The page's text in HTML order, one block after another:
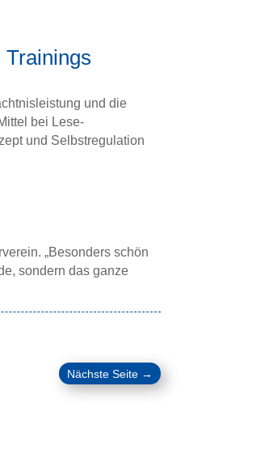
und die
bei Lese-
und Selbstregulation
„Besonders schön
sondern das ganze
Nächste Seite→